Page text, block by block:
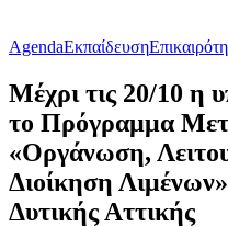
AgendaΕκπαίδευση
Μέχρι τις 20/10 η
το Πρόγραμμα
«Οργάνωση,
Διοίκηση
Δυτικής Αττικής